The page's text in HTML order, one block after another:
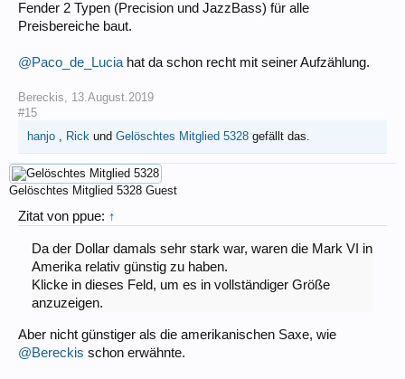
Fender 2 Typen (Precision und JazzBass) für alle
Preisbereiche baut.
@Paco_de_Lucia hat da schon recht mit seiner Aufzählung.
Bereckis, 13.August.2019
#15
hanjo , Rick und Gelöschtes Mitglied 5328 gefällt das.
Gelöschtes Mitglied 5328 Guest
Zitat von ppue: ↑
Da der Dollar damals sehr stark war, waren die Mark VI in
Amerika relativ günstig zu haben.
Klicke in dieses Feld, um es in vollständiger Größe
anzuzeigen.
Aber nicht günstiger als die amerikanischen Saxe, wie
@Bereckis schon erwähnte.